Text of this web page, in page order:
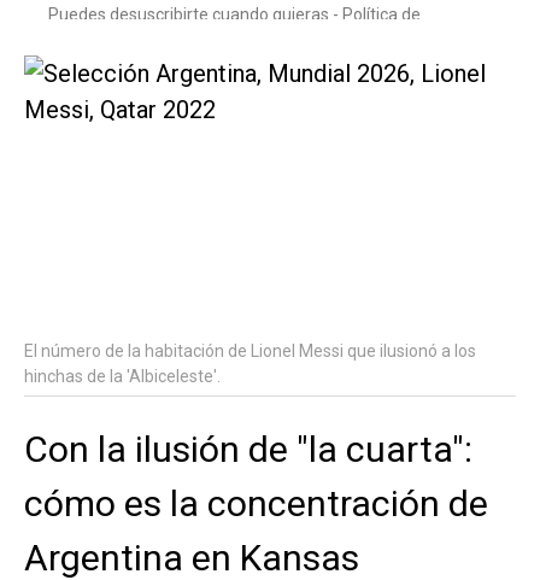
El número de la habitación de Lionel Messi que ilusionó a los
hinchas de la 'Albiceleste'.
Con la ilusión de "la cuarta":
cómo es la concentración de
Argentina en Kansas